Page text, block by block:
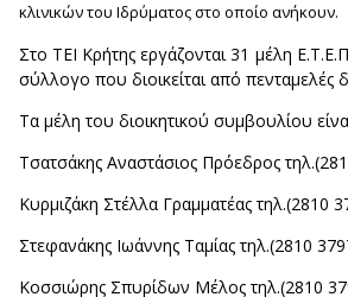
κλινικών του Ιδρύματος στο οποίο ανήκουν.
Στο ΤΕΙ Κρήτης εργάζονται 31 μέλη
σύλλογο που διοικείται από πενταμελές
Τα μέλη του διοικητικού συμβουλίου
Τσατσάκης Αναστάσιος Πρόεδρος
Κυρμιζάκη Στέλλα Γραμματέας τηλ.(2810
Στεφανάκης Ιωάννης Ταμίας τηλ.(2810
Κοσσιώρης Σπυρίδων Μέλος τηλ.(2810